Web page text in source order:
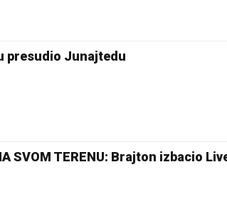
presudio Junajtedu
SVOM TERENU: Brajton izbacio